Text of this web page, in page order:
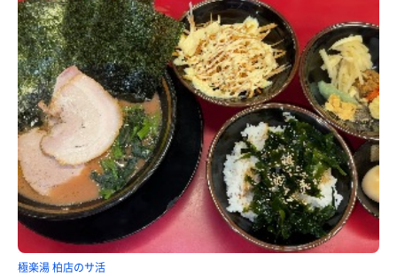
極楽湯 柏店のサ活